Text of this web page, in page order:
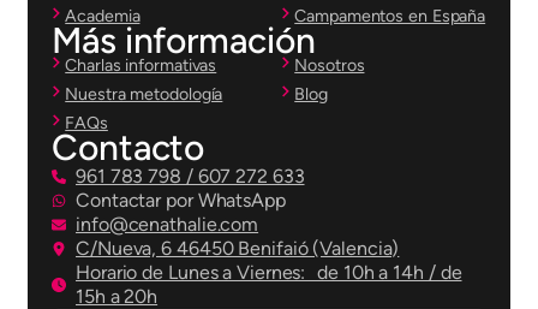
Academia Campamentos en España
Más información
Charlas informativas
Nosotros
Nuestra metodología
Blog
FAQs
Contacto
961 783 798 / 607 272 633
Contactar por WhatsApp
info@cenathalie.com
C/Nueva, 6 46450 Benifaió (Valencia)
Horario de Lunes a Viernes: de 10h a 14h / de
15h a 20h